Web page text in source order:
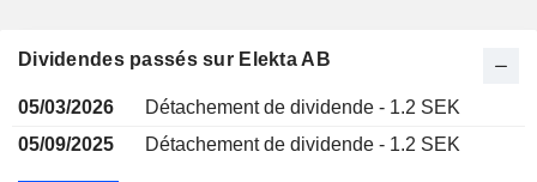
Dividendes passés sur Elekta AB
05/03/2026
Détachement de dividende - 1.2 SEK
05/09/2025
Détachement de dividende - 1.2 SEK